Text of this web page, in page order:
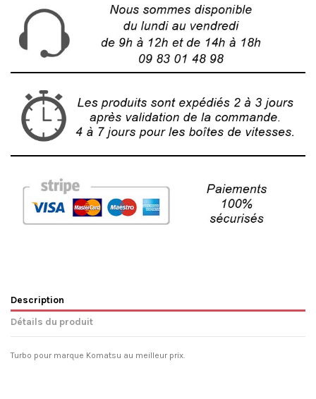
Description
Détails du produit
Turbo pour marque Komatsu au meilleur prix.